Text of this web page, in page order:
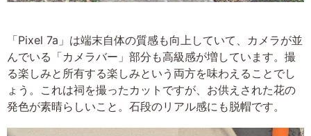
「Pixel 7a」は端末自体の質感も向上していて、カメラが並
んでいる「カメラバー」部分も高級感が増しています。撮
る楽しみと所有する楽しみという両方を味わえることでし
ょう。これは祠を撮ったカットですが、お供えされた花の
発色が素晴らしいこと。石段のリアル感にも脱帽です。